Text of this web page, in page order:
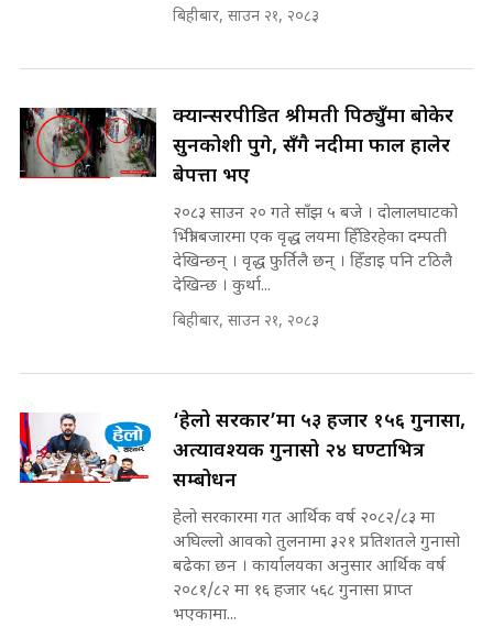
कहिले बन्ला चक्रपथ ? विस्तार कार्यमा
Expansion Dilemma |
SIDHAKURA |
पटकपटक भावुक बने गृहमन्त्री सुदन
भूमिसुधार मन्त्रीलाई जोगाइदै ! ||
SIDHAKURA ||
७८ लाख घुस खाने मन्त्री ! जोगाउने
प्रधानमन्त्री ? || SIDHAKURA ||
SIDHAKURA INVESTIGATION
||
SIDHAKURA |
मन्त्री राजकुमारलाई घुस दिने विचौलीया
पूर्व मन्त्री रञ्जिता || SIDHAKURA
||
बिहीबार, साउन २१, २०८३
क्यान्सरपीडित श्रीमती पिठ्युँमा बोकेर
सुनकोशी पुगे, सँगै नदीमा फाल हालेर
बेपत्ता भए
२०८३ साउन २० गते साँझ ५ बजे । दोलालघाटको
भित्री बजारमा एक वृद्ध लयमा हिँडिरहेका दम्पती
देखिन्छन् । वृद्ध फुर्तिलै छन् । हिँडाइ पनि टठिलै
देखिन्छ । कुर्था...
बिहीबार, साउन २१, २०८३
‘हेलो सरकार’मा ५३ हजार १५६ गुनासा,
अत्यावश्यक गुनासो २४ घण्टाभित्र
सम्बोधन
हेलो सरकारमा गत आर्थिक वर्ष २०८२/८३ मा
अघिल्लो आवको तुलनामा ३२१ प्रतिशतले गुनासो
बढेका छन । कार्यालयका अनुसार आर्थिक वर्ष
२०८१/८२ मा १६ हजार ५६८ गुनासा प्राप्त
भएकामा...